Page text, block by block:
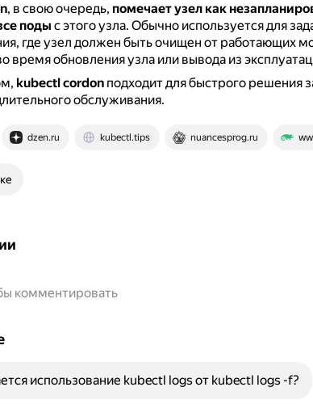
, в свою очередь, помечает узел как
поды с этого узла. Обычно используется для
где узел должен быть очищен от работающих
время обновления узла или вывода из
kubectl cordonподходит для быстрого решения
обслуживания.
dzen.ru kubectl.tips nuancesprog.ru
комментировать
использование kubectl logs от kubectl logs -f?